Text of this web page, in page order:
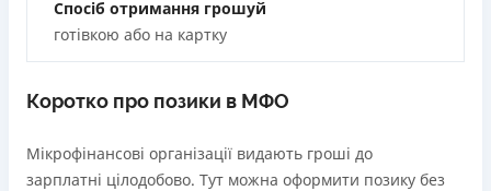
Переваги
лімітом значно більшим за конкурентів)
безконтактному банкоматі України (сума операцій та
кількість необмежена)
Спосіб отримання грошуй
готівкою або на картку
Коротко про позики в МФО
Мікрофінансові організації видають гроші до
зарплатні цілодобово. Тут можна оформити позику без